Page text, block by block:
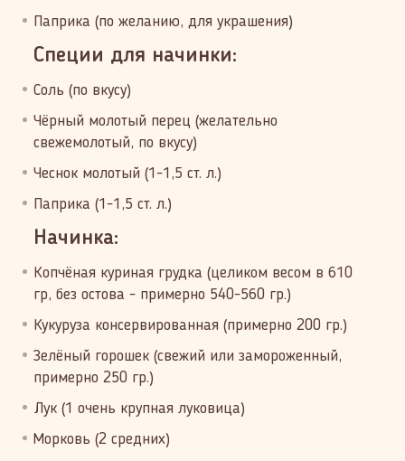
Паприка (по желанию, для украшения)
Специи для начинки:
Соль (по вкусу)
Чёрный молотый перец (желательно
свежемолотый, по вкусу)
Чеснок молотый (1-1,5 ст. л.)
Паприка (1-1,5 ст. л.)
Начинка:
Копчёная куриная грудка (целиком весом в 610
гр, без остова - примерно 540-560 гр.)
Кукуруза консервированная (примерно 200 гр.)
Зелёный горошек (свежий или замороженный,
примерно 250 гр.)
Лук (1 очень крупная луковица)
Морковь (2 средних)